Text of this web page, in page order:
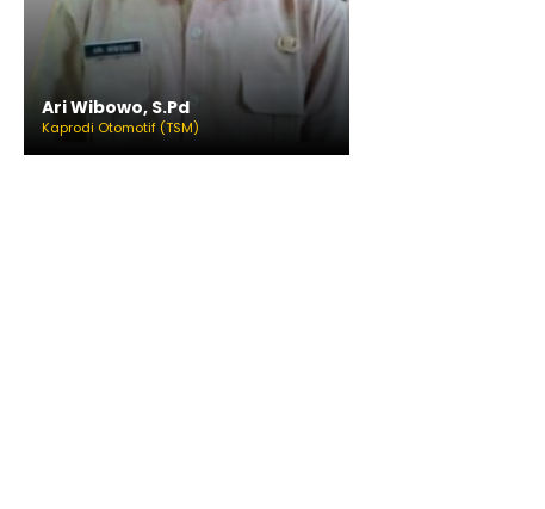
Ari Wibowo, S.Pd
Kaprodi Otomotif (TSM)